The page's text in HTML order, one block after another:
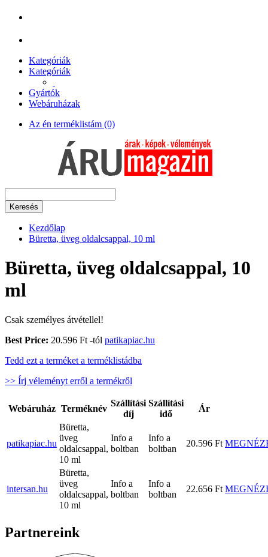
Kategóriák
Kategóriák
Gyártók
Webáruházak
Az én terméklistám (0)
Keresés
Kezdőlap
Büretta, üveg oldalcsappal, 10 ml
Büretta, üveg oldalcsappal, 10
ml
Csak személyes átvétellel!
Best Price: 20.596 Ft -tól patikapiac.hu
Tedd ezt a terméket a terméklistádba
>> Írj véleményt erről a termékről
Webáruház Terméknév
Szállítási
díj
Szállítási
idő
Ár
patikapiac.hu
Büretta,
üveg
oldalcsappal,
10 ml
Info a
boltban
Info a
boltban
20.596 Ft
intersan.hu
Büretta,
üveg
oldalcsappal,
10 ml
Info a
boltban
Info a
boltban
22.656 Ft
Partnereink